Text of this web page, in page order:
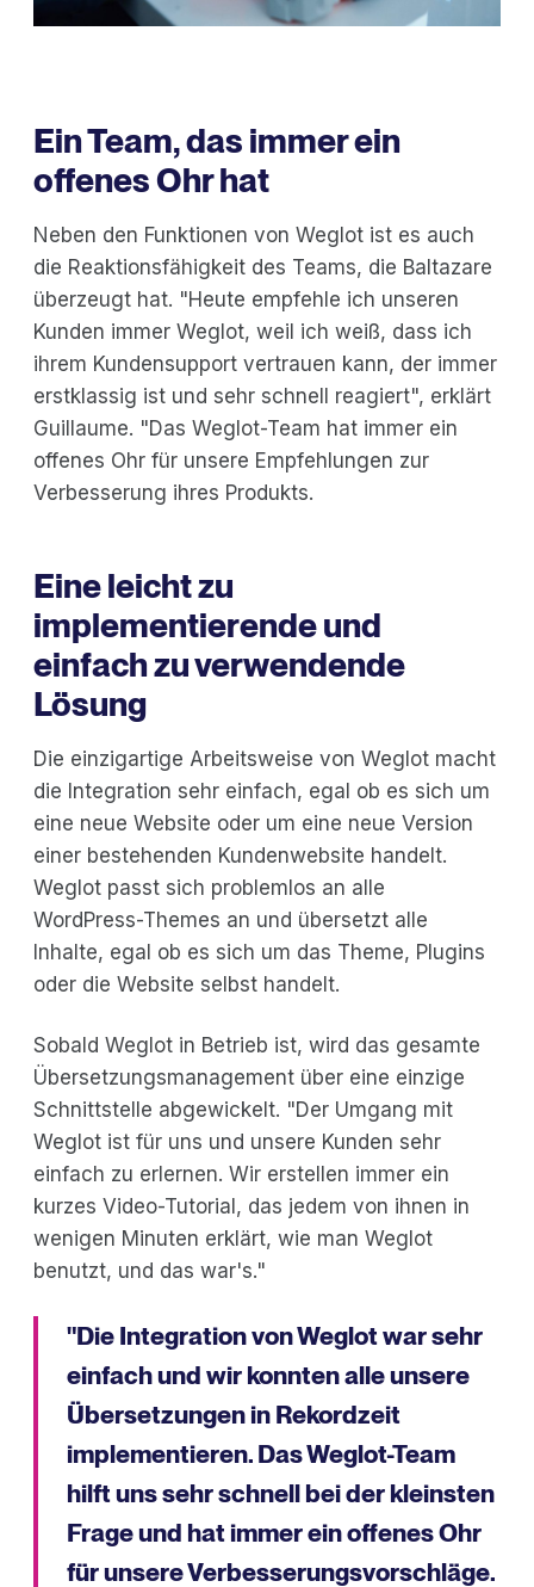
Ein Team, das immer ein
offenes Ohr hat
Neben den Funktionen von Weglot ist es auch
die Reaktionsfähigkeit des Teams, die Baltazare
überzeugt hat. "Heute empfehle ich unseren
Kunden immer Weglot, weil ich weiß, dass ich
ihrem Kundensupport vertrauen kann, der immer
erstklassig ist und sehr schnell reagiert", erklärt
Guillaume. "Das Weglot-Team hat immer ein
offenes Ohr für unsere Empfehlungen zur
Verbesserung ihres Produkts.
Eine leicht zu
implementierende und
einfach zu verwendende
Lösung
Die einzigartige Arbeitsweise von Weglot macht
die Integration sehr einfach, egal ob es sich um
eine neue Website oder um eine neue Version
einer bestehenden Kundenwebsite handelt.
Weglot passt sich problemlos an alle
WordPress-Themes an und übersetzt alle
Inhalte, egal ob es sich um das Theme, Plugins
oder die Website selbst handelt.
Sobald Weglot in Betrieb ist, wird das gesamte
Übersetzungsmanagement über eine einzige
Schnittstelle abgewickelt. "Der Umgang mit
Weglot ist für uns und unsere Kunden sehr
einfach zu erlernen. Wir erstellen immer ein
kurzes Video-Tutorial, das jedem von ihnen in
wenigen Minuten erklärt, wie man Weglot
benutzt, und das war's."
"Die Integration von Weglot war sehr
einfach und wir konnten alle unsere
Übersetzungen in Rekordzeit
implementieren. Das Weglot-Team
hilft uns sehr schnell bei der kleinsten
Frage und hat immer ein offenes Ohr
für unsere Verbesserungsvorschläge.